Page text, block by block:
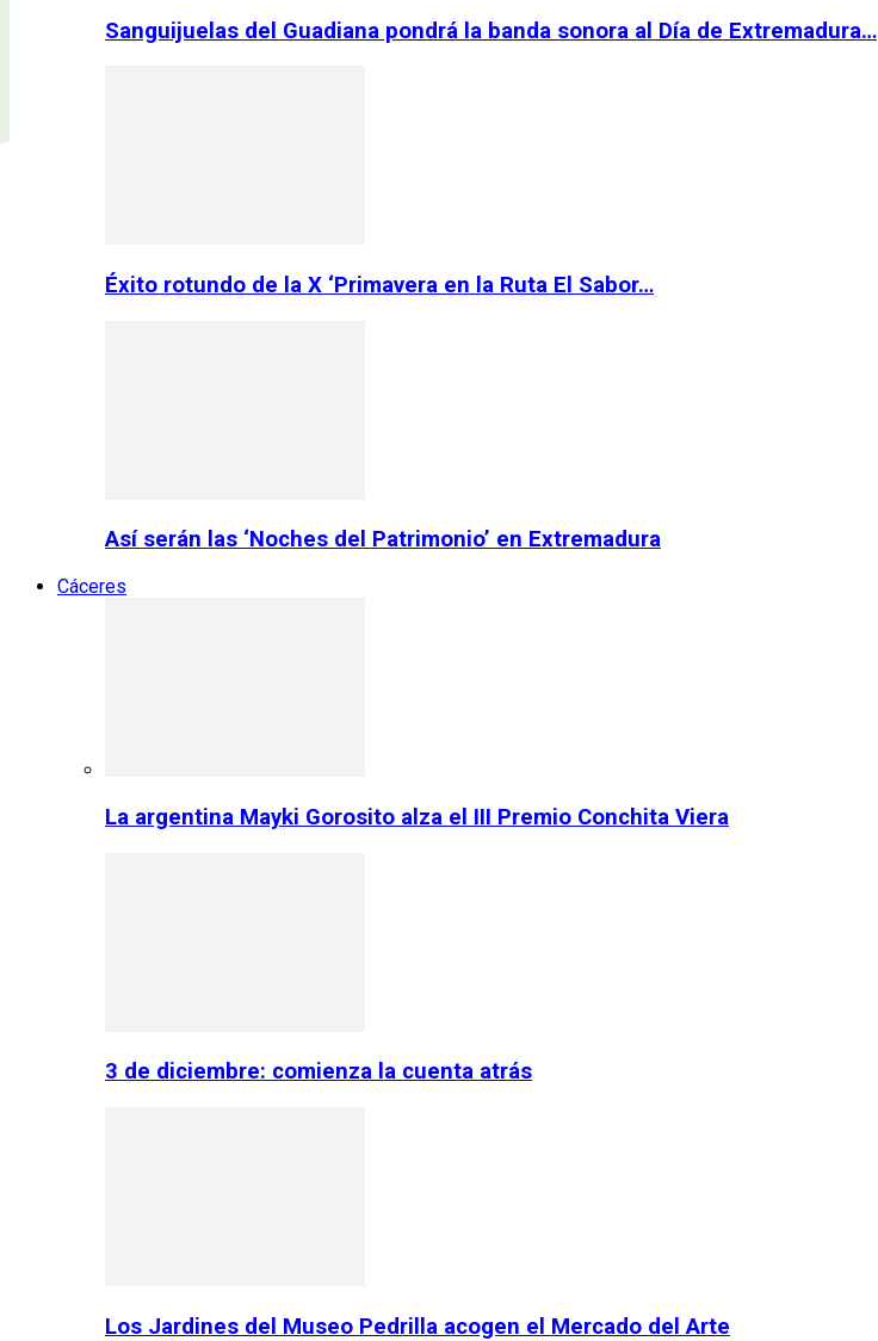
Sanguijuelas del Guadiana pondrá la banda sonora al Día de Extremadura…
Éxito rotundo de la X ‘Primavera en la Ruta El Sabor…
Así serán las ‘Noches del Patrimonio’ en Extremadura
Cáceres
La argentina Mayki Gorosito alza el III Premio Conchita Viera
3 de diciembre: comienza la cuenta atrás
Los Jardines del Museo Pedrilla acogen el Mercado del Arte